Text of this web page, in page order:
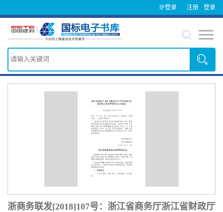
IP登录 登录
注册
浙商务联发[2018]107号：浙江省商务厅浙江省财政厅